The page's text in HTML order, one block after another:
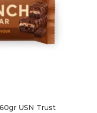
USN Trust